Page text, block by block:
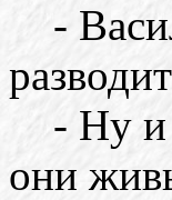
-
- Ну и
они